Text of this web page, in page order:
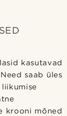
kasutavad
saab üles
krooni mõned